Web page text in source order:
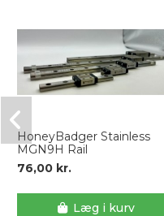
HoneyBadger Stainless
MGN9H Rail
76,00 kr.
Læg i kurv